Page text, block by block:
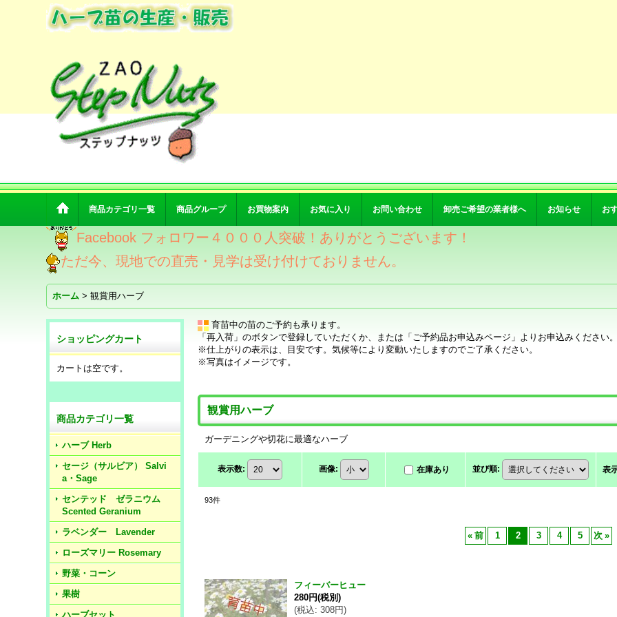
商品カテゴリ一覧 商品グループ お買物案内 お気に入り お問い合わせ 卸売ご希望の業者様へ お知らせ お
Facebook フォロワー４０００人突破！ありがとうございます！
ただ今、現地での直売・見学は受け付けておりません。
ホーム > 観賞用ハーブ
ショッピングカート
カートは空です。
商品カテゴリ一覧
ハーブ Herb
セージ（サルビア） Salvi
a・Sage
センテッド ゼラニウム
Scented Geranium
ラベンダー Lavender
ローズマリー Rosemary
野菜・コーン
果樹
ハーブセット
育苗中の苗のご予約も承ります。
「再入荷」のボタンで登録していただくか、または「ご予約品お申込みページ」よりお申込みください。
※仕上がりの表示は、目安です。気候等により変動いたしますのでご了承ください。
※写真はイメージです。
観賞用ハーブ
ガーデニングや切花に最適なハーブ
表示数: 画像: 在庫あり 並び順: 表
93件
« 前 1 2 3 4 5 次 »
フィーバーヒュー
280円(税別)
(税込: 308円)